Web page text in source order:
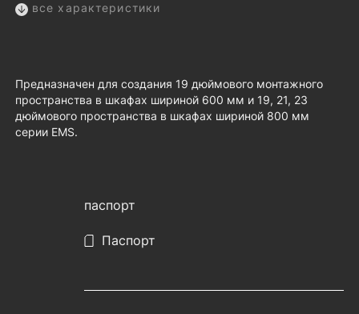
все характеристики
Предназначен для создания 19 дюймового монтажного
пространства в шкафах шириной 600 мм и 19, 21, 23
дюймового пространства в шкафах шириной 800 мм
серии EMS.
паспорт
Паспорт